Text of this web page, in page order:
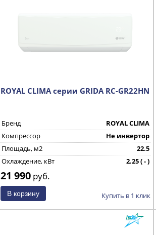
ROYAL CLIMA серии GRIDA RC-GR22HN
Бренд
ROYAL CLIMA
Компрессор
Не инвертор
Площадь, м2
22.5
Охлаждение, кВт
2.25 ( - )
Страна производства
21 990 руб.
Купить в 1 клик